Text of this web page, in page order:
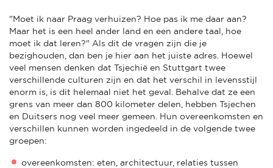
"Moet ik naar Praag verhuizen? Hoe pas ik me daar aan?
Maar het is een heel ander land en een andere taal, hoe
moet ik dat leren?" Als dit de vragen zijn die je
bezighouden, dan ben je hier aan het juiste adres. Hoewel
veel mensen denken dat Tsjechië en Stuttgart twee
verschillende culturen zijn en dat het verschil in levensstijl
enorm is, is dit helemaal niet het geval. Behalve dat ze een
grens van meer dan 800 kilometer delen, hebben Tsjechen
en Duitsers nog veel meer gemeen. Hun overeenkomsten en
verschillen kunnen worden ingedeeld in de volgende twee
groepen:
overeenkomsten: eten, architectuur, relaties tussen